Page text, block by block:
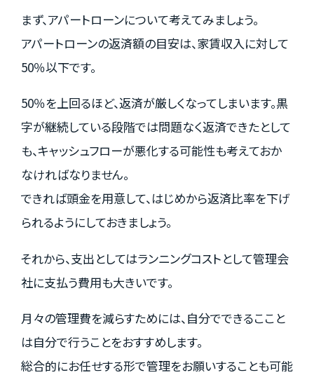
まず、アパートローンについて考えてみましょう。
アパートローンの返済額の目安は、家賃収入に対して
50％以下です。
50％を上回るほど、返済が厳しくなってしまいます。黒
字が継続している段階では問題なく返済できたとして
も、キャッシュフローが悪化する可能性も考えておか
なければなりません。
できれば頭金を用意して、はじめから返済比率を下げ
られるようにしておきましょう。
それから、支出としてはランニングコストとして管理会
社に支払う費用も大きいです。
月々の管理費を減らすためには、自分でできるここと
は自分で行うことをおすすめします。
総合的にお任せする形で管理をお願いすることも可能